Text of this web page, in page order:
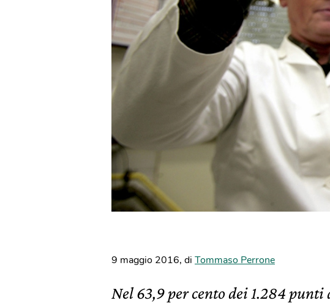
9 maggio 2016, di Tommaso Perrone
Nel 63,9 per cento dei 1.284